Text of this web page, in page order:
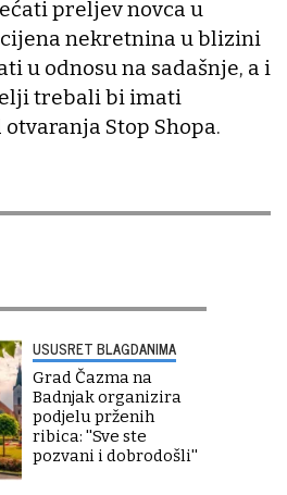
preljev novca u
nekretnina u blizini
u odnosu na sadašnje, a i
trebali bi imati
Stop Shopa.
USUSRET BLAGDANIMA
Grad Čazma na
Badnjak organizira
podjelu prženih
ribica: ''Sve ste
pozvani i dobrodošli''